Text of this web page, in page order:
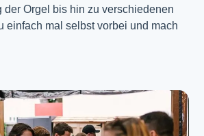
der Orgel bis hin zu verschiedenen
einfach mal selbst vorbei und mach